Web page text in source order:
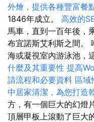
外燴，提供各種豐富餐
1846年成立。 高效的
馬車，直到一百年後，
布宜諾斯艾利斯之間。
海或凝視室內游泳池，
什麼及其重要性 提高
請流程和必要資料 區域
中居家清潔，為您打造
方，有一個巨大的幻燈
頂層甲板上滾動了巨大